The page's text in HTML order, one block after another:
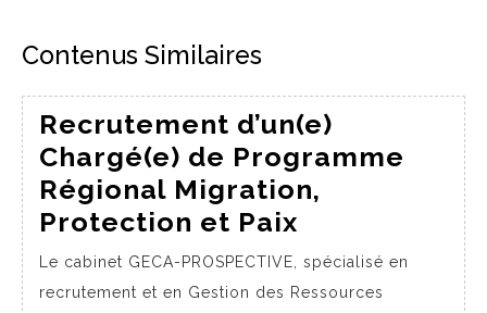
Contenus Similaires
Recrutement d’un(e)
Chargé(e) de Programme
Régional Migration,
Protection et Paix
Le cabinet GECA-PROSPECTIVE, spécialisé en
recrutement et en Gestion des Ressources